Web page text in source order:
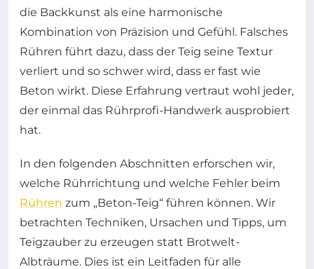
die Backkunst als eine harmonische
Kombination von Präzision und Gefühl. Falsches
Rühren führt dazu, dass der Teig seine Textur
verliert und so schwer wird, dass er fast wie
Beton wirkt. Diese Erfahrung vertraut wohl jeder,
der einmal das Rührprofi-Handwerk ausprobiert
hat.
In den folgenden Abschnitten erforschen wir,
welche Rührrichtung und welche Fehler beim
Rühren zum „Beton-Teig“ führen können. Wir
betrachten Techniken, Ursachen und Tipps, um
Teigzauber zu erzeugen statt Brotwelt-
Albträume. Dies ist ein Leitfaden für alle